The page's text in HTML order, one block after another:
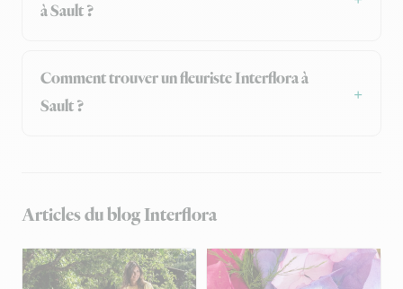
à Sault ?
Comment trouver un fleuriste Interflora à
Sault ?
Articles du blog Interflora